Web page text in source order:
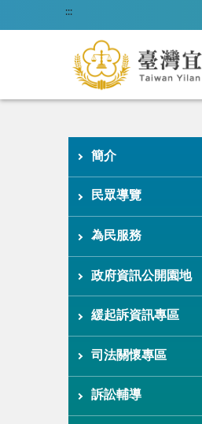
:::
簡介
民眾導覽
為民服務
政府資訊公開園地
緩起訴資訊專區
司法關懷專區
訴訟輔導